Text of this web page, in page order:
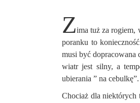
Zima tuż za rogiem,
poranku to
musi być dopracowana
wiatr jest silny, a
ubierania ” na
Chociaż dla niektórych